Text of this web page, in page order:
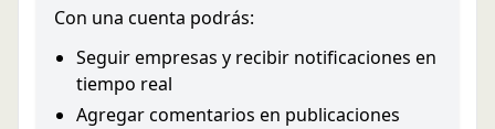
Con una cuenta podrás:
Seguir empresas y recibir notificaciones en
tiempo real
Agregar comentarios en publicaciones